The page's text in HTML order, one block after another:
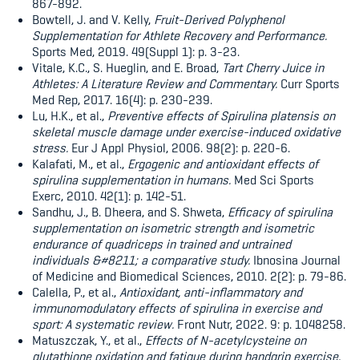
867-892.
Bowtell, J. and V. Kelly, Fruit-Derived Polyphenol
Supplementation for Athlete Recovery and Performance.
Sports Med, 2019. 49(Suppl 1): p. 3-23.
Vitale, K.C., S. Hueglin, and E. Broad, Tart Cherry Juice in
Athletes: A Literature Review and Commentary. Curr Sports
Med Rep, 2017. 16(4): p. 230-239.
Lu, H.K., et al., Preventive effects of Spirulina platensis on
skeletal muscle damage under exercise-induced oxidative
stress. Eur J Appl Physiol, 2006. 98(2): p. 220-6.
Kalafati, M., et al., Ergogenic and antioxidant effects of
spirulina supplementation in humans. Med Sci Sports
Exerc, 2010. 42(1): p. 142-51.
Sandhu, J., B. Dheera, and S. Shweta, Efficacy of spirulina
supplementation on isometric strength and isometric
endurance of quadriceps in trained and untrained
individuals &#8211; a comparative study. Ibnosina Journal
of Medicine and Biomedical Sciences, 2010. 2(2): p. 79-86.
Calella, P., et al.,Antioxidant, anti-inflammatory and
immunomodulatory effects of spirulina in exercise and
sport: A systematic review. Front Nutr, 2022. 9: p. 1048258.
Matuszczak, Y., et al., Effects of N-acetylcysteine on
glutathione oxidation and fatigue during handgrip exercise.